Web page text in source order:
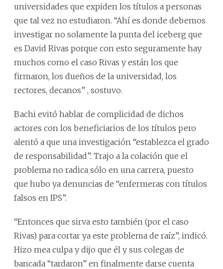
universidades que expiden los títulos a personas
que tal vez no estudiaron. “Ahí es donde debemos
investigar no solamente la punta del iceberg que
es David Rivas porque con esto seguramente hay
muchos como el caso Rivas y están los que
firmaron, los dueños de la universidad, los
rectores, decanos” , sostuvo.
Bachi evitó hablar de complicidad de dichos
actores con los beneficiarios de los títulos pero
alentó a que una investigación “establezca el grado
de responsabilidad”. Trajo a la colación que el
problema no radica sólo en una carrera, puesto
que hubo ya denuncias de “enfermeras con títulos
falsos en IPS”.
“Entonces que sirva esto también (por el caso
Rivas) para cortar ya este problema de raíz”, indicó.
Hizo mea culpa y dijo que él y sus colegas de
bancada “tardaron” en finalmente darse cuenta